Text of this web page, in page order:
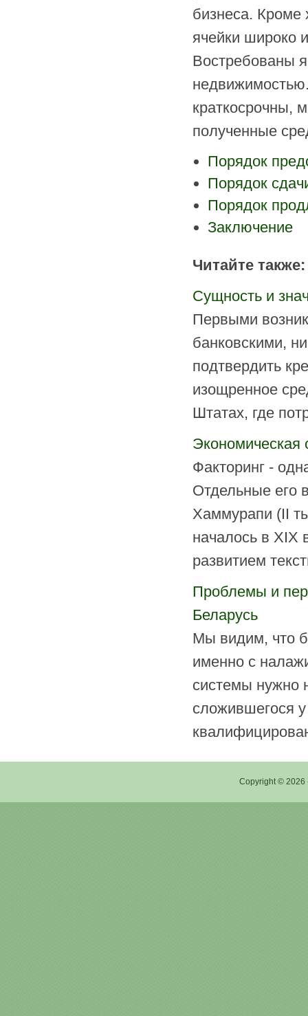
бизнеса. Кроме
ячейки широко
Востребованы
краткосрочны,
полученные
Порядок
Порядок
Порядок
Заключение
Читайте также:
Сущность и
Первыми
банковскими,
подтвердить
изощренное
Штатах, где
Экономическая
Факторинг -
Отдельные его
Хаммурапи (II
началось в XIX
развитием
Проблемы и
Беларусь
Мы видим, что
именно с
системы нужно
сложившегося
Copyright © 2026